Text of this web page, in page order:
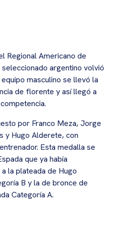
Regional Americano de
argentino volvió
masculino se llevó la
de florente y así llegó a
por Franco Meza, Jorge
y Hugo Alderete, con
Esta medalla se
que ya había
la plateada de Hugo
B y la de bronce de
Categoría A.